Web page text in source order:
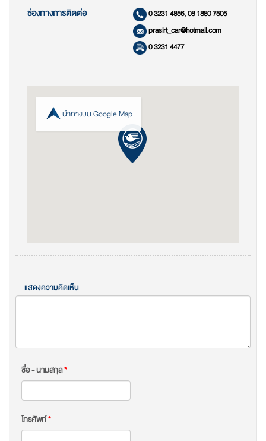
ช่องทางการติดต่อ
0 3231 4856, 08 1880 7505
prasirt_car@hotmail.com
0 3231 4477
นำทางบน Google Map
แสดงความคิดเห็น
ชื่อ - นามสกุล*
โทรศัพท์*